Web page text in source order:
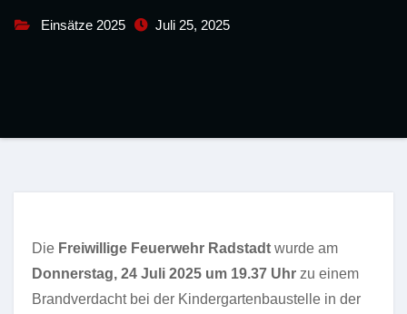
Einsätze 2025 Juli 25, 2025
Die Freiwillige Feuerwehr Radstadt wurde am
Donnerstag, 24 Juli 2025 um 19.37 Uhr zu einem
Brandverdacht bei der Kindergartenbaustelle in der